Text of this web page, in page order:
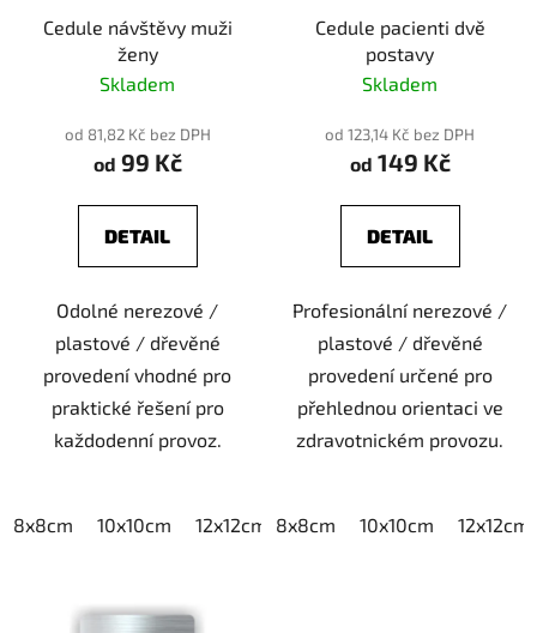
Cedule návštěvy muži
ženy
Skladem
od 81,82 Kč bez DPH
od 99 Kč
DETAIL
Odolné nerezové /
plastové / dřevěné
provedení vhodné pro
praktické řešení pro
každodenní provoz.
8x8cm 10x10cm 12x12cm 15x15cm 20x20cm
Cedule pacienti dvě
postavy
Skladem
od 123,14 Kč bez DPH
od 149 Kč
DETAIL
Profesionální nerezové /
plastové / dřevěné
provedení určené pro
přehlednou orientaci ve
zdravotnickém provozu.
8x8cm 10x10cm 12x12cm